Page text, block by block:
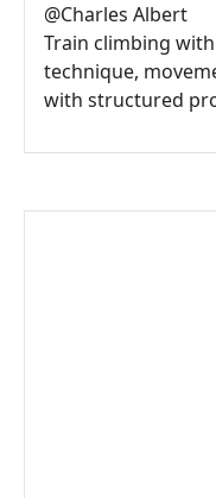
@Charles Albert
Train climbing
technique,
with structured